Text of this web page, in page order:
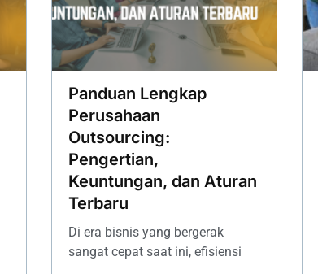
Panduan Lengkap
Perusahaan
Outsourcing:
Pengertian,
Keuntungan, dan Aturan
Terbaru
Di era bisnis yang bergerak
sangat cepat saat ini, efisiensi